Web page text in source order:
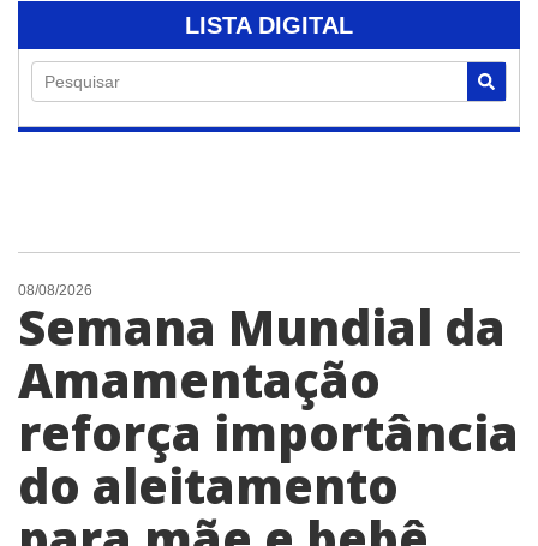
LISTA DIGITAL
Pesquisar
08/08/2026
Semana Mundial da
Amamentação
reforça importância
do aleitamento